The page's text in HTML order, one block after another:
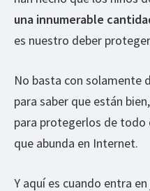
una innumerable
es nuestro deber
No basta con solamente
para saber que están
para protegerlos de todo
que abunda en Internet.
Y aquí es cuando entra